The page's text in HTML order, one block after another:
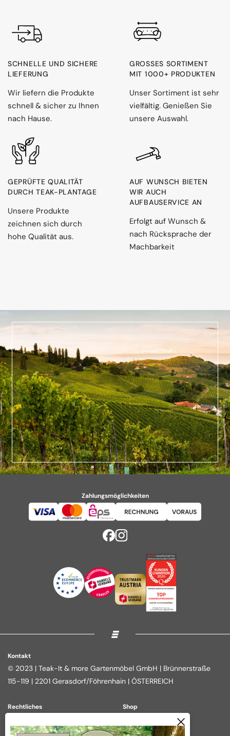
SCHNELLE UND SICHERE
LIEFERUNG
Wir liefern die Produkte
schnell & sicher zu Ihnen
nach Hause.
GROSSES SORTIMENT M
IT 1000+ PRODUKTEN
Unser Sortiment ist sehr
vielfältig. Genießen Sie
unsere Auswahl.
GEPRÜFTE QUALITÄT
DURCH TEAK-PLANTAGE
Unsere Produkte
zeichnen sich durch
hohe Qualität aus.
AUF WUNSCH BIETEN
WIR AUCH
AUFBAUSERVICE AN
Erfolgt auf Wunsch &
nach Rücksprache der
Machbarkeit
Zahlungsmöglichkeiten
Kontakt
© 2023 | Teak-It & more Gartenmöbel GmbH | Brünnerstraße
115-119 | 2201 Gerasdorf/Föhrenhain | ÖSTERREICH
Rechtliches
Datenschutz
Shop
Essgruppen